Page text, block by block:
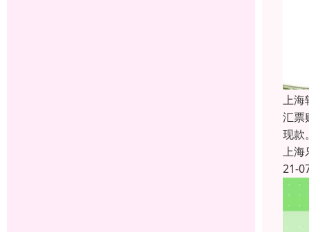
上海
汇票
现款
上海
21-